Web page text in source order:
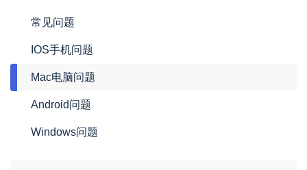
常见问题
IOS手机问题
Mac电脑问题
Android问题
Windows问题